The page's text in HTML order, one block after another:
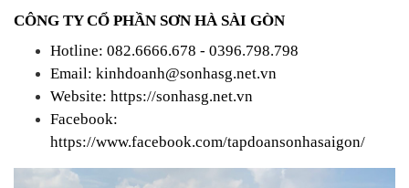
CÔNG TY CỔ PHẦN SƠN HÀ SÀI GÒN
Hotline: 082.6666.678 - 0396.798.798
Email: kinhdoanh@sonhasg.net.vn
Website: https://sonhasg.net.vn
Facebook:
https://www.facebook.com/tapdoansonhasaigon/